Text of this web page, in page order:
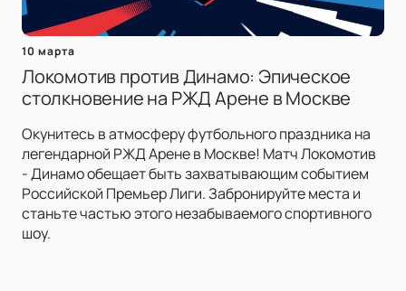
10 марта
Локомотив против Динамо: Эпическое
столкновение на РЖД Арене в Москве
Окунитесь в атмосферу футбольного праздника на
легендарной РЖД Арене в Москве! Матч Локомотив
- Динамо обещает быть захватывающим событием
Российской Премьер Лиги. Забронируйте места и
станьте частью этого незабываемого спортивного
шоу.